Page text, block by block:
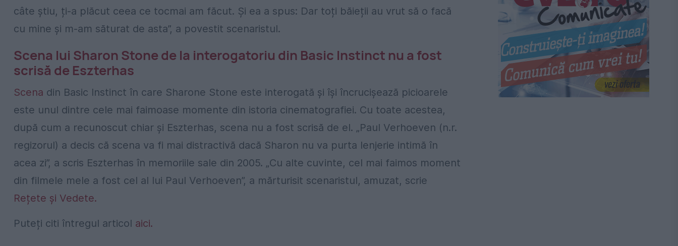
câte știu, ți-a plăcut ceea ce tocmai am făcut. Și ea a spus: Dar toți băieții au vrut să o facă
cu mine și m-am săturat de asta”, a povestit scenaristul.
Scena lui Sharon Stone de la interogatoriu din Basic Instinct nu a fost
scrisă de Eszterhas
Scena din Basic Instinct în care Sharone Stone este interogată și își încrucișează picioarele
este unul dintre cele mai faimoase momente din istoria cinematografiei. Cu toate acestea,
după cum a recunoscut chiar și Eszterhas, scena nu a fost scrisă de el. „Paul Verhoeven (n.r.
regizorul) a decis că scena va fi mai distractivă dacă Sharon nu va purta lenjerie intimă în
acea zi”, a scris Eszterhas în memoriile sale din 2005. „Cu alte cuvinte, cel mai faimos moment
din filmele mele a fost cel al lui Paul Verhoeven”, a mărturisit scenaristul, amuzat, scrie
Rețete și Vedete.
Puteți citi întregul articol aici.